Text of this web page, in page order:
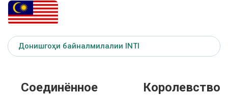
Донишгоҳи байналмилалии INTI
Соединённое Королевство